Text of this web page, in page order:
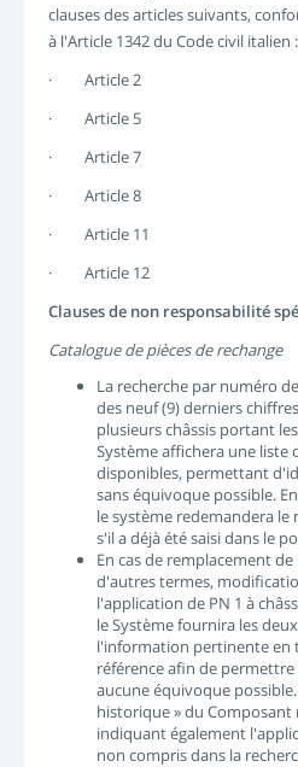
clauses des articles suivants,
à l'Article 1342 du Code civil italien :
· Article 2
· Article 5
· Article 7
· Article 8
· Article 11
· Article 12
Clauses de non responsabilité
Catalogue de pièces de rechange
La recherche par numéro
des neuf (9) derniers
plusieurs châssis portant
Système affichera une liste
disponibles, permettant
sans équivoque possible.
le système redemandera le
s'il a déjà été saisi dans le
En cas de remplacement
d'autres termes,
l'application de PN 1 à
le Système fournira les
l'information pertinente en
référence afin de
aucune équivoque
historique » du Composant
indiquant également
non compris dans la